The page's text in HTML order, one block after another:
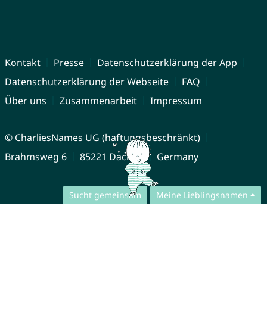
Sucht gemeinsam Meine Lieblingsnamen
Kontakt Presse
Datenschutzerklärung der App
Datenschutzerklärung der Webseite
FAQ
Über uns
Zusammenarbeit Impressum
© CharliesNames UG (haftungsbeschränkt)
Brahmsweg 6
85221 Dachau Germany